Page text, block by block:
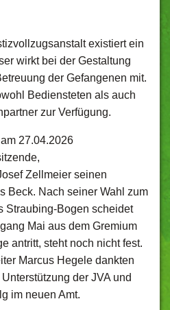
existiert ein
wirkt bei der Gestaltung
der Gefangenen mit.
Bediensteten als auch
zur Verfügung.
27.04.2026
Zellmeier seinen
Beck. Nach seiner Wahl zum
Straubing-Bogen scheidet
Mai aus dem Gremium
antritt, steht noch nicht fest.
Marcus Hegele dankten
der JVA und
im neuen Amt.